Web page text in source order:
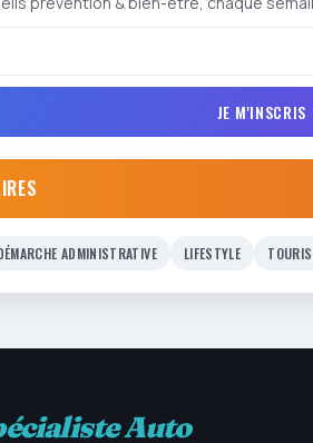
JE M'INSCRIS
ADMINISTRATIVE LIFESTYLE
Auto